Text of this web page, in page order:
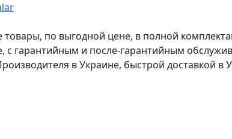
по выгодной цене, в полной
с гарантийным и после-гарантийным
в Украине, быстрой доставкой